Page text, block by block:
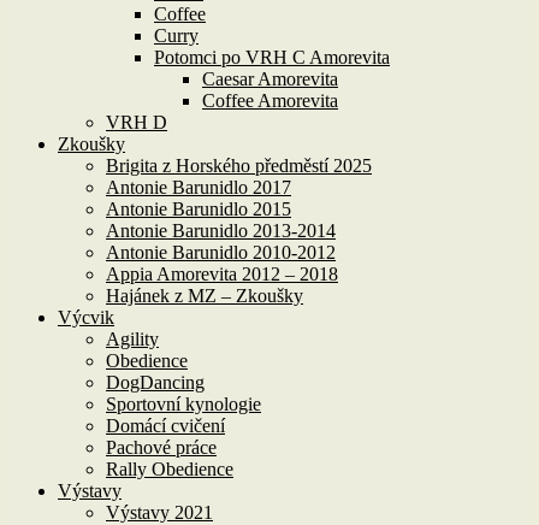
Coffee
Curry
Potomci po VRH C Amorevita
Caesar Amorevita
Coffee Amorevita
VRH D
Zkoušky
Brigita z Horského předměstí 2025
Antonie Barunidlo 2017
Antonie Barunidlo 2015
Antonie Barunidlo 2013-2014
Antonie Barunidlo 2010-2012
Appia Amorevita 2012 – 2018
Hajánek z MZ – Zkoušky
Výcvik
Agility
Obedience
DogDancing
Sportovní kynologie
Domácí cvičení
Pachové práce
Rally Obedience
Výstavy
Výstavy 2021